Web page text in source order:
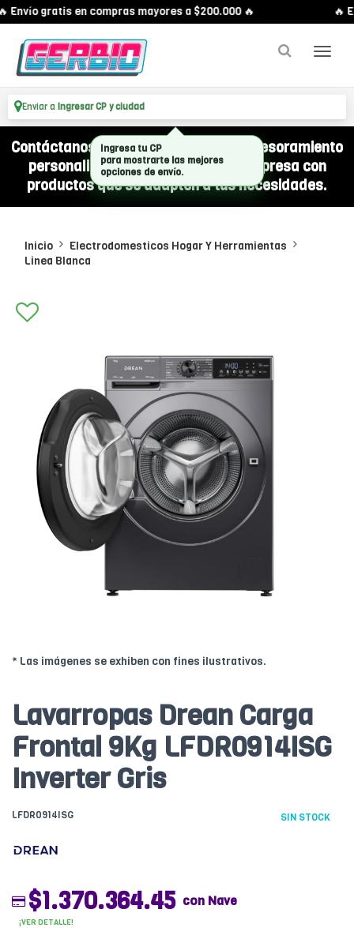
Envío gratis en compras mayores a $200.000 🔥 🔥
Enviar a Ingresar CP y ciudad
Contáctanos por WhatsApp y recibí asesoramiento
personalizado para equipar a tu empresa con
productos que se adapten a tus necesidades.
Inicio
Electrodomesticos Hogar Y Herramientas
Linea Blanca
* Las imágenes se exhiben con fines ilustrativos.
Lavarropas Drean Carga
Frontal 9Kg LFDR0914ISG
Inverter Gris
LFDR0914ISG SIN STOCK
$1.370.364.45 con Nave
¡VER DETALLE!
Ingresa tu CP
para mostrarte las mejores
opciones de envío.